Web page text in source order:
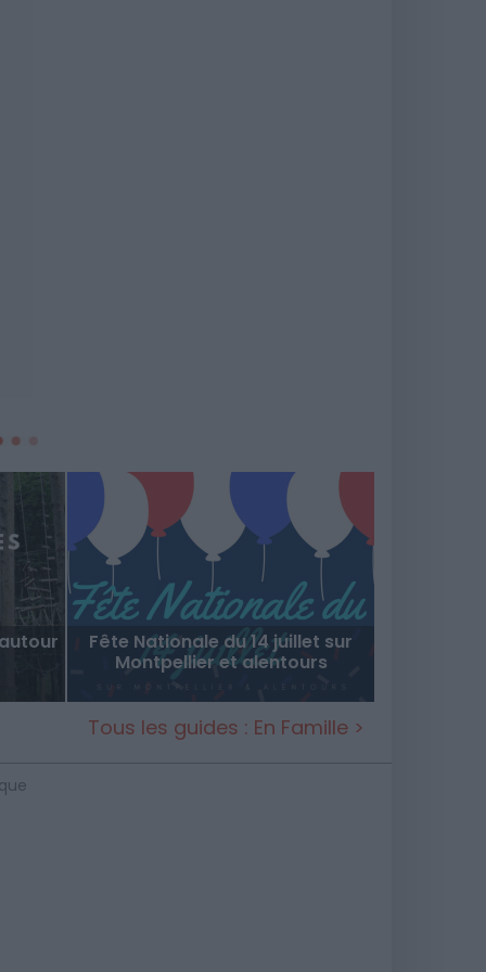
Fête Nationale du 14 juillet sur
Montpellier et alentours
Tous les guides : En Famille >